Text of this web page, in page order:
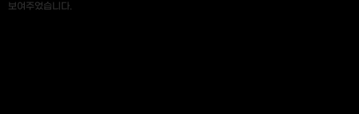
보여주었습니다.